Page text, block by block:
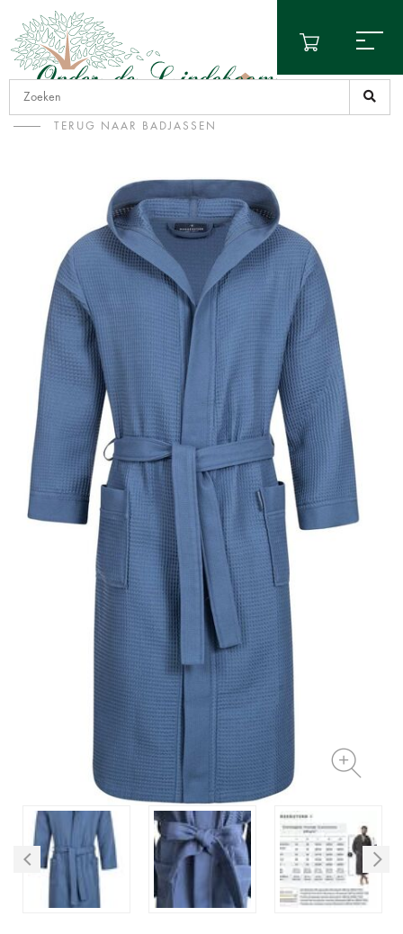
TERUG NAAR BADJASSEN